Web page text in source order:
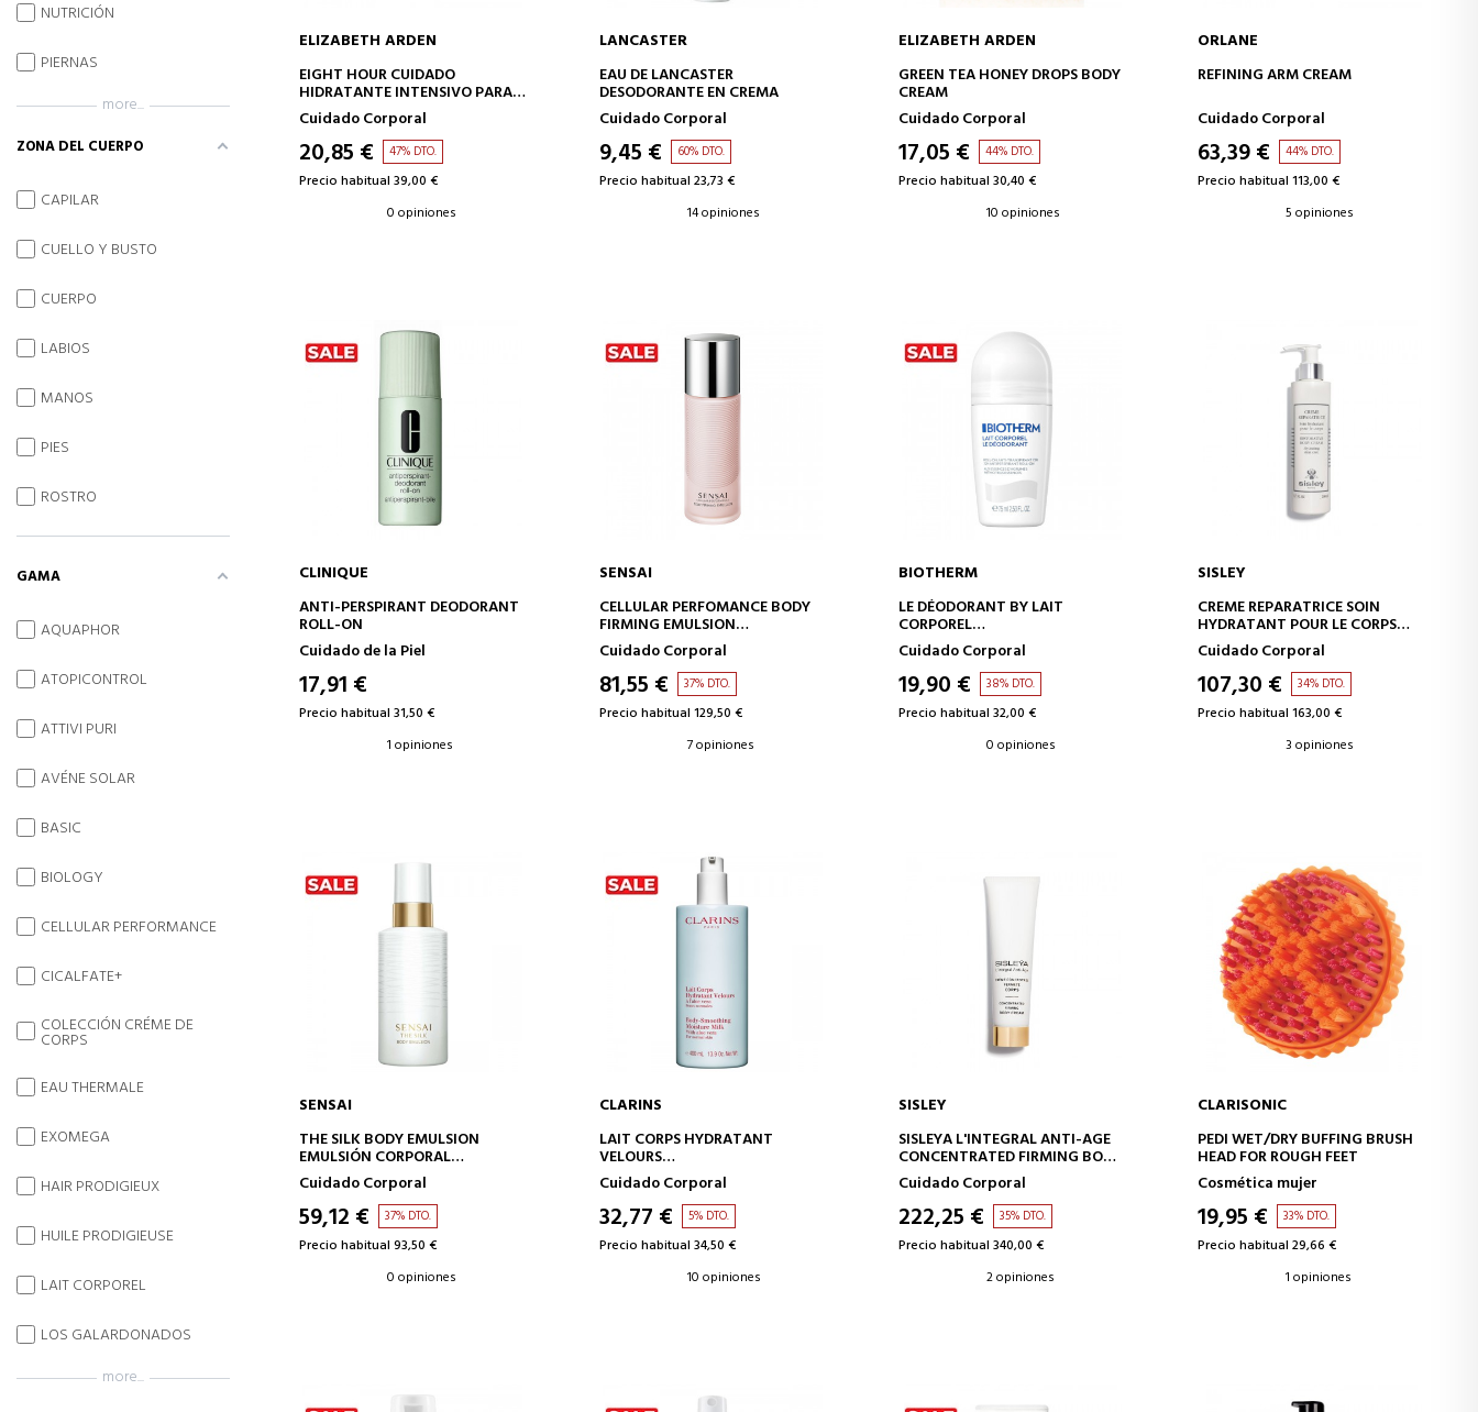
AÑADIR A LA CESTA
ELIZABETH ARDEN
EIGHT HOUR CUIDADO
HIDRATANTE INTENSIVO PARA
EL CUERPO
Cuidado Corporal
20,85 € 47% DTO.
Precio habitual 39,00 €
0 opiniones
AÑADIR A LA CESTA
LANCASTER
EAU DE LANCASTER
DESODORANTE EN CREMA
Cuidado Corporal
9,45 € 60% DTO.
Precio habitual 23,73 €
14 opiniones
AÑADIR A LA CESTA
ELIZABETH ARDEN
GREEN TEA HONEY DROPS BODY
CREAM
Cuidado Corporal
17,05 € 44% DTO.
Precio habitual 30,40 €
10 opiniones
AÑADIR A LA CESTA
ORLANE
REFINING ARM CREAM
Cuidado Corporal
63,39 € 44% DTO.
Precio habitual 113,00 €
5 opiniones
AÑADIR A LA CESTA
CLINIQUE
ANTI-PERSPIRANT DEODORANT
ROLL-ON
Cuidado de la Piel
17,91 €
Precio habitual 31,50 €
1 opiniones
AÑADIR A LA CESTA
SENSAI
CELLULAR PERFOMANCE BODY
FIRMING EMULSION
TRATAMIENTO CORPORAL
REAFIRMANTE
Cuidado Corporal
81,55 € 37% DTO.
Precio habitual 129,50 €
7 opiniones
AÑADIR A LA CESTA
BIOTHERM
LE DÉODORANT BY LAIT
CORPOREL
LECHE CORPORAL
Cuidado Corporal
19,90 € 38% DTO.
Precio habitual 32,00 €
0 opiniones
AÑADIR A LA CESTA
SISLEY
CREME REPARATRICE SOIN
HYDRATANT POUR LE CORPS
CREMA HIDRATANTE
REPARADORA
Cuidado Corporal
107,30 € 34% DTO.
Precio habitual 163,00 €
3 opiniones
AÑADIR A LA CESTA
SENSAI
THE SILK BODY EMULSION
EMULSIÓN CORPORAL
PERFUMADA
Cuidado Corporal
59,12 € 37% DTO.
Precio habitual 93,50 €
0 opiniones
AÑADIR A LA CESTA
CLARINS
LAIT CORPS HYDRATANT
VELOURS
LECHE CORPORAL HIDRATANTE
Cuidado Corporal
32,77 € 5% DTO.
Precio habitual 34,50 €
10 opiniones
AÑADIR A LA CESTA
SISLEY
SISLEYA L'INTEGRAL ANTI-AGE
CONCENTRATED FIRMING BODY
CREAM
CREMA CORPORAL
REAFIRMANTE
Cuidado Corporal
222,25 € 35% DTO.
Precio habitual 340,00 €
2 opiniones
AÑADIR A LA CESTA
CLARISONIC
PEDI WET/DRY BUFFING BRUSH
HEAD FOR ROUGH FEET
Cosmética mujer
19,95 € 33% DTO.
Precio habitual 29,66 €
1 opiniones
NUTRICIÓN
PIERNAS
more...
ZONA DEL CUERPO
CAPILAR
CUELLO Y BUSTO
CUERPO
LABIOS
MANOS
PIES
ROSTRO
GAMA
AQUAPHOR
ATOPICONTROL
ATTIVI PURI
AVÉNE SOLAR
BASIC
BIOLOGY
CELLULAR PERFORMANCE
CICALFATE+
COLECCIÓN CRÉME DE
CORPS
EAU THERMALE
EXOMEGA
HAIR PRODIGIEUX
HUILE PRODIGIEUSE
LAIT CORPOREL
LOS GALARDONADOS
more...